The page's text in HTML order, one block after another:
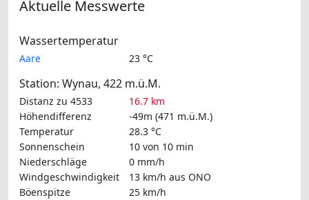
Aktuelle Messwerte
Wassertemperatur
Aare 23 °C
Station: Wynau, 422 m.ü.M.
Distanz zu 4533
16.7 km
Höhendifferenz
-49m (471 m.ü.M.)
Temperatur
28.3 °C
Sonnenschein
10 von 10 min
Niederschläge
0 mm/h
Windgeschwindigkeit
13 km/h aus ONO
Böenspitze
25 km/h